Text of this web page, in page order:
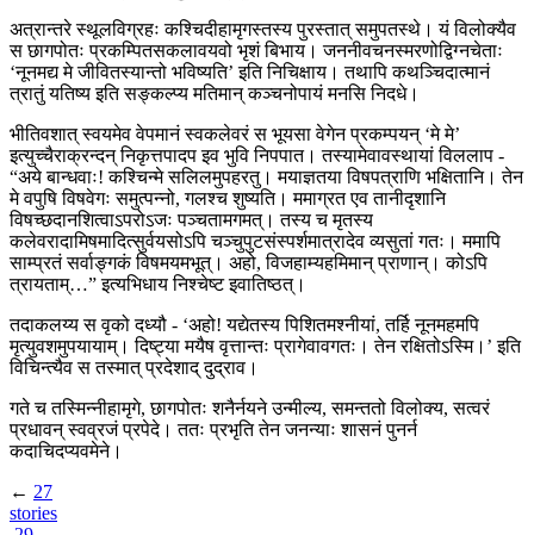
अत्रान्तरे स्थूलविग्रहः कश्चिदीहामृगस्तस्य पुरस्तात् समुपतस्थे। यं विलोक्यैव
स छागपोतः प्रकम्पितसकलावयवो भृशं बिभाय। जननीवचनस्मरणोद्विग्नचेताः
‘नूनमद्य मे जीवितस्यान्तो भविष्यति’ इति निचिक्षाय। तथापि कथञ्चिदात्मानं
त्रातुं यतिष्य इति सङ्कल्प्य मतिमान् कञ्चनोपायं मनसि निदधे।
भीतिवशात् स्वयमेव वेपमानं स्वकलेवरं स भूयसा वेगेन प्रकम्पयन् ‘मे मे’
इत्युच्चैराक्रन्दन् निकृत्तपादप इव भुवि निपपात। तस्यामेवावस्थायां विललाप -
“अये बान्धवाः! कश्चिन्मे सलिलमुपहरतु। मयाज्ञतया विषपत्राणि भक्षितानि। तेन
मे वपुषि विषवेगः समुत्पन्नो, गलश्च शुष्यति। ममाग्रत एव तानीदृशानि
विषच्छदानशित्वाऽपरोऽजः पञ्चतामगमत्। तस्य च मृतस्य
कलेवरादामिषमादित्सुर्वयसोऽपि चञ्चुपुटसंस्पर्शमात्रादेव व्यसुतां गतः। ममापि
साम्प्रतं सर्वाङ्गकं विषमयमभूत्। अहो, विजहाम्यहमिमान् प्राणान्। कोऽपि
त्रायताम्…” इत्यभिधाय निश्चेष्ट इवातिष्ठत्।
तदाकलय्य स वृको दध्यौ - ‘अहो! यद्येतस्य पिशितमश्नीयां, तर्हि नूनमहमपि
मृत्युवशमुपयायाम्। दिष्ट्या मयैष वृत्तान्तः प्रागेवावगतः। तेन रक्षितोऽस्मि।’ इति
विचिन्त्यैव स तस्मात् प्रदेशाद् दुद्राव।
गते च तस्मिन्नीहामृगे, छागपोतः शनैर्नयने उन्मील्य, समन्ततो विलोक्य, सत्वरं
प्रधावन् स्वव्रजं प्रपेदे। ततः प्रभृति तेन जनन्याः शासनं पुनर्न
कदाचिदप्यवमेने।
← 27
stories